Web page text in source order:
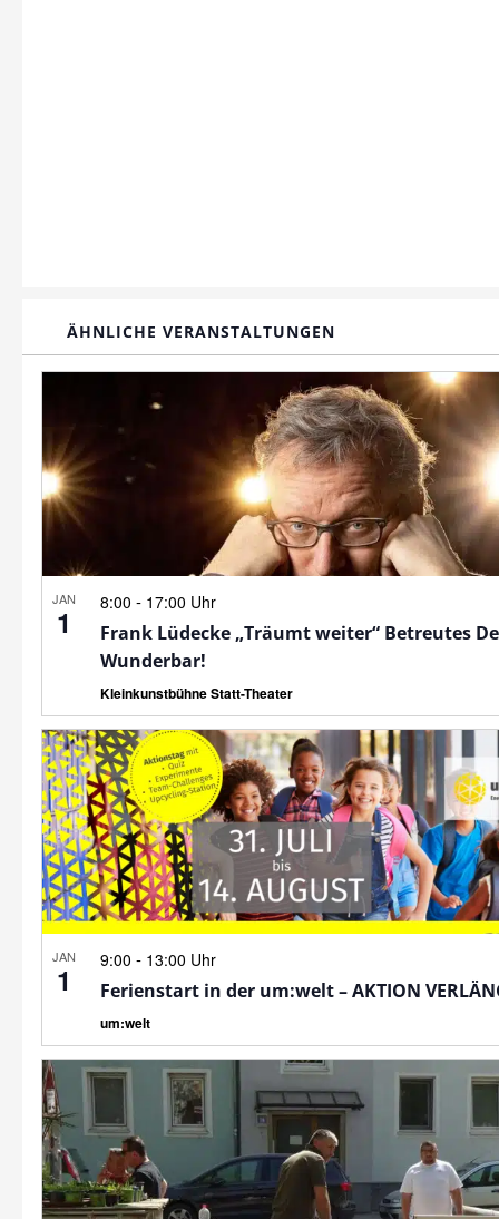
ÄHNLICHE VERANSTALTUNGEN
JAN
1
8:00 - 17:00 Uhr
Frank Lüdecke „Träumt weiter“ Betreutes
Wunderbar!
Kleinkunstbühne Statt-Theater
JAN
1
9:00 - 13:00 Uhr
Ferienstart in der um:welt – AKTION
um:welt